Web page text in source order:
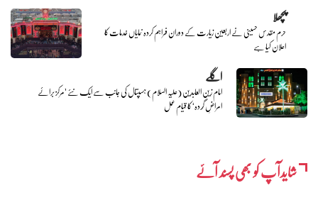
پچھلا
حرم مقدس حسینی نے اربعین زیارت کے دوران فراہم کردہ نمایاں خدمات کا
اعلان کیا ہے
اگلے
امام زین العابدین (علیہ السلام) ہسپتال کی جانب سے ایک نئے ’مرکز برائے
امراضِ گُردہ‘ کا قیام عمل
شایدآپ کو بھی پسند آئے